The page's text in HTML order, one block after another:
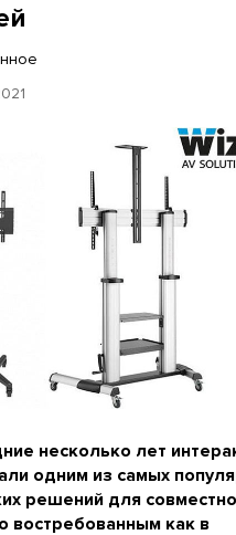
несколько лет
одним из самых
решений для
востребованным как в